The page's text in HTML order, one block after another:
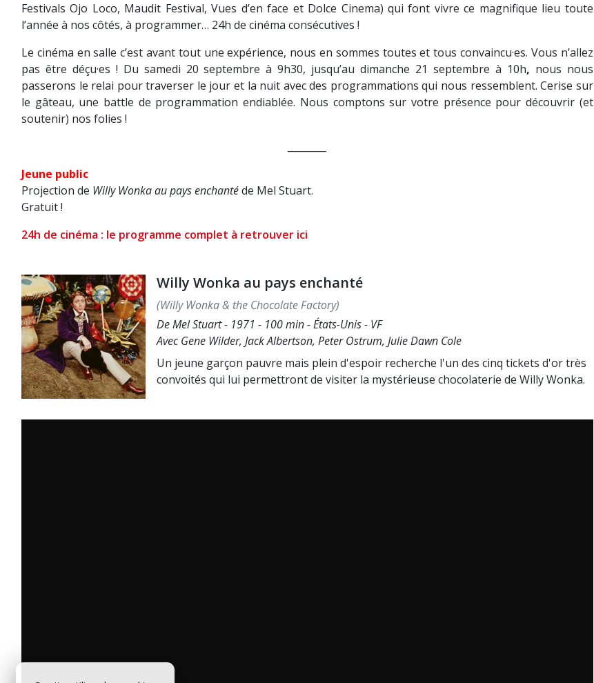
Festivals Ojo Loco, Maudit Festival, Vues d’en face et Dolce Cinema) qui font vivre ce magnifique lieu toute
l’année à nos côtés, à programmer… 24h de cinéma consécutives !
Le cinéma en salle c’est avant tout une expérience, nous en sommes toutes et tous convaincu·es. Vous n’allez
pas être déçu·es ! Du samedi 20 septembre à 9h30, jusqu’au dimanche 21 septembre à 10h, nous nous
passerons le relai pour traverser le jour et la nuit avec des programmations qui nous ressemblent. Cerise sur
le gâteau, une battle de programmation endiablée. Nous comptons sur votre présence pour découvrir (et
soutenir) nos folies !
Jeune public
Projection de Willy Wonka au pays enchantéde Mel Stuart.
Gratuit !
24h de cinéma : le programme complet à retrouver ici
Willy Wonka au pays enchanté
(Willy Wonka & the Chocolate Factory)
De Mel Stuart - 1971 - 100 min - États-Unis - VF
Avec Gene Wilder, Jack Albertson, Peter Ostrum, Julie Dawn Cole
Un jeune garçon pauvre mais plein d'espoir recherche l'un des cinq tickets d'or très
convoités qui lui permettront de visiter la mystérieuse chocolaterie de Willy Wonka.